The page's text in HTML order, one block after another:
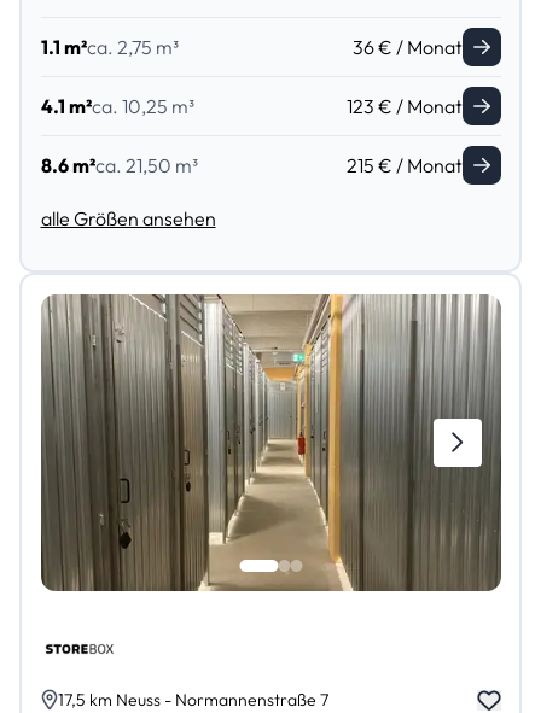
1.1 m²ca. 2,75 m³ 36 € / Monat
4.1 m²ca. 10,25 m³ 123 € / Monat
8.6 m²ca. 21,50 m³ 215 € / Monat
alle Größen ansehen
17,5 km Neuss - Normannenstraße 7